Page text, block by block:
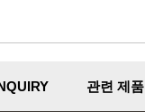
관련 제품